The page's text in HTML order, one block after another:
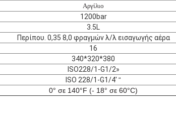
Αργίλιο
1200bar
3.5L
Περίπου. 0,35 8,0 φραγμών λ/λ εισαγωγής αέρα
16
340*320*380
ISO228/1-G1/2»
ISO 228/1-G1/4' “
0° σε 140°F (- 18° σε 60°C)